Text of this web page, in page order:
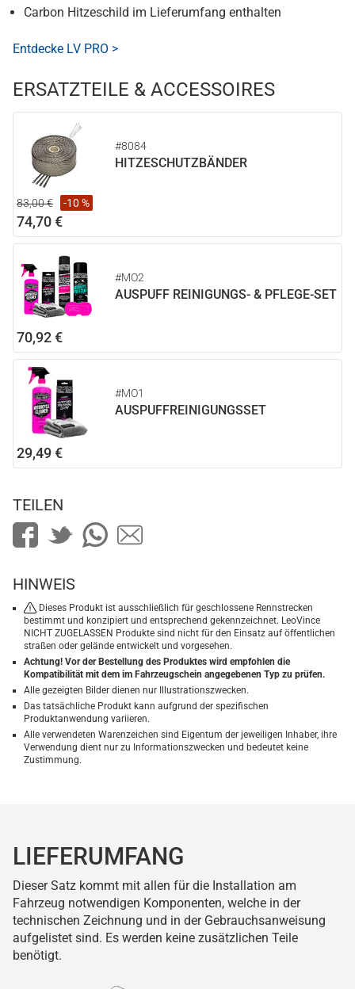
Carbon Hitzeschild im Lieferumfang enthalten
Entdecke LV PRO >
ERSATZTEILE & ACCESSOIRES
#8084
HITZESCHUTZBÄNDER
83,00 € -10 %
74,70 €
#MO2
AUSPUFF REINIGUNGS- & PFLEGE-SET
70,92 €
#MO1
AUSPUFFREINIGUNGSSET
29,49 €
TEILEN
HINWEIS
Dieses Produkt ist ausschließlich für geschlossene Rennstrecken
bestimmt und konzipiert und entsprechend gekennzeichnet. LeoVince
NICHT ZUGELASSEN Produkte sind nicht für den Einsatz auf öffentlichen
straßen oder gelände entwickelt und vorgesehen.
Achtung! Vor der Bestellung des Produktes wird empfohlen die
Kompatibilität mit dem im Fahrzeugschein angegebenen Typ zu prüfen.
Alle gezeigten Bilder dienen nur Illustrationszwecken.
Das tatsächliche Produkt kann aufgrund der spezifischen
Produktanwendung variieren.
Alle verwendeten Warenzeichen sind Eigentum der jeweiligen Inhaber, ihre
Verwendung dient nur zu Informationszwecken und bedeutet keine
Zustimmung.
LIEFERUMFANG
Dieser Satz kommt mit allen für die Installation am
Fahrzeug notwendigen Komponenten, welche in der
technischen Zeichnung und in der Gebrauchsanweisung
aufgelistet sind. Es werden keine zusätzlichen Teile
benötigt.